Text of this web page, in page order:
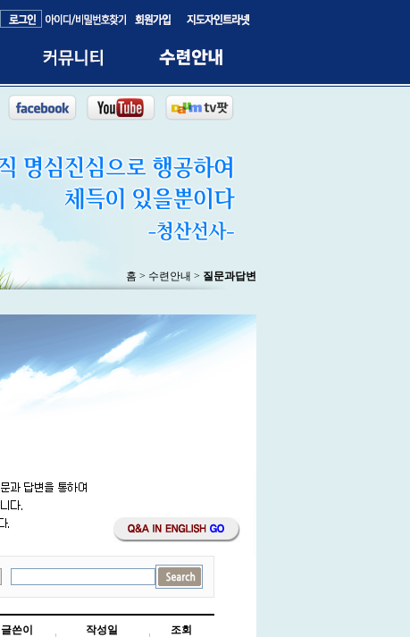
홈 > 수련안내 > 질문과답변
글쓴이 작성일 조회